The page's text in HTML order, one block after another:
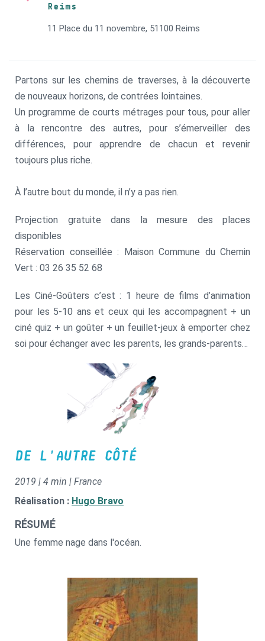
Reims
11 Place du 11 novembre, 51100 Reims
Partons sur les chemins de traverses, à la découverte
de nouveaux horizons, de contrées lointaines.
Un programme de courts métrages pour tous, pour aller
à la rencontre des autres, pour s’émerveiller des
différences, pour apprendre de chacun et revenir
toujours plus riche.
À l’autre bout du monde, il n’y a pas rien.
Projection gratuite dans la mesure des places
disponibles
Réservation conseillée : Maison Commune du Chemin
Vert : 03 26 35 52 68
Les Ciné-Goûters c’est : 1 heure de films d’animation
pour les 5-10 ans et ceux qui les accompagnent + un
ciné quiz + un goûter + un feuillet-jeux à emporter chez
soi pour échanger avec les parents, les grands-parents…
DE L'AUTRE CÔTÉ
2019 | 4 min | France
Réalisation : Hugo Bravo
RÉSUMÉ
Une femme nage dans l'océan.